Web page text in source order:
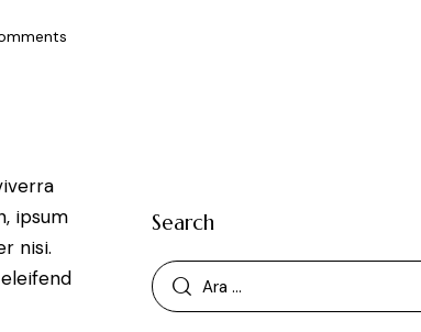
ipsum
nisi.
Search